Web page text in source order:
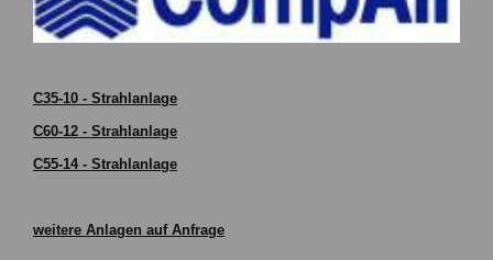
C35-10 - Strahlanlage
C60-12 - Strahlanlage
C55-14 - Strahlanlage
weitere Anlagen auf Anfrage